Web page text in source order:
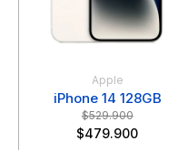
Apple
iPhone 14 128GB
$529.900
$479.900